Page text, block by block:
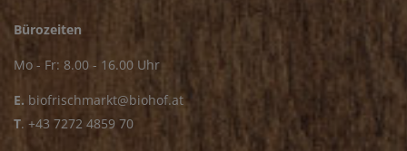
Bürozeiten
Mo - Fr: 8.00 - 16.00 Uhr
E. biofrischmarkt@biohof.at
T. +43 7272 4859 70